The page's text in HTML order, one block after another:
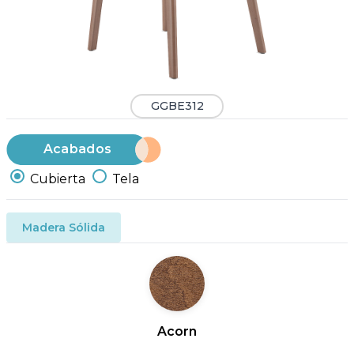
GGBE312
Acabados
Cubierta
Tela
Madera Sólida
Acorn